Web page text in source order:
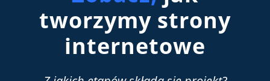
tworzymy strony
internetowe